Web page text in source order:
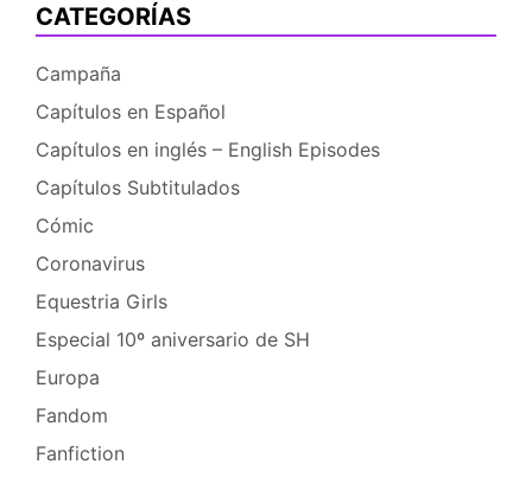
CATEGORÍAS
Campaña
Capítulos en Español
Capítulos en inglés – English Episodes
Capítulos Subtitulados
Cómic
Coronavirus
Equestria Girls
Especial 10º aniversario de SH
Europa
Fandom
Fanfiction